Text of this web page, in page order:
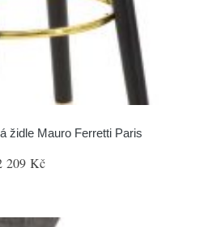
židle Mauro Ferretti Paris
209 Kč